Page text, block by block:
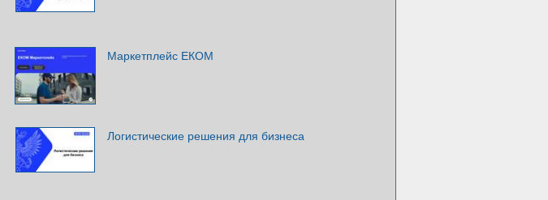
Маркетплейс ЕКОМ
Логистические решения для бизнеса